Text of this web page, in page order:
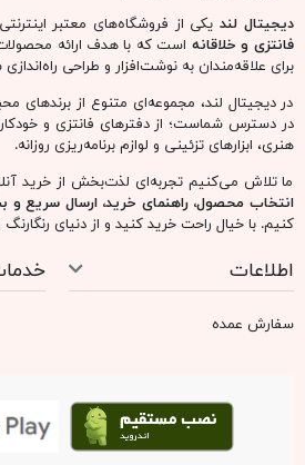
دیجیتال لند یکی از فروشگاه‌های معتبر
فانتزی و خلاقانه است که با هدف ارائه
برای علاقه‌مندان به نوشت‌افزار و طراحی
در دیجیتال لند، مجموعه‌ای متنوع از برندهای
در دسترس شماست؛ از دفترهای فانتزی و
هنری، ابزارهای تزئینی و لوازم برنامه‌ریزی روزانه.
ما تلاش می‌کنیم تجربه‌ای لذت‌بخش از خرید
انتخاب محصول، راهنمای خرید، ارسال سریع و
کنیم. با خیال راحت خرید کنید و از دنیای
اطلاعات
سفارش عمده